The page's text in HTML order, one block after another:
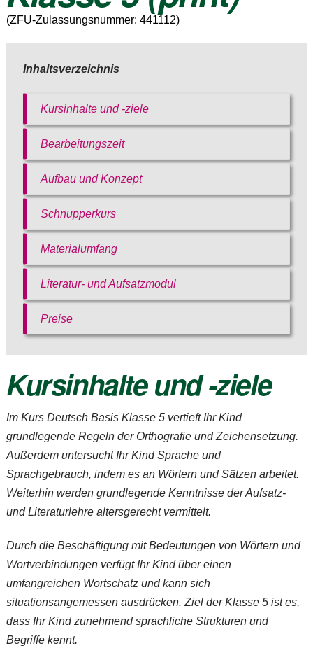
(ZFU-Zulassungsnummer: 441112)
Inhaltsverzeichnis
Kursinhalte und -ziele
Bearbeitungszeit
Aufbau und Konzept
Schnupperkurs
Materialumfang
Literatur- und Aufsatzmodul
Preise
Kursinhalte und -ziele
Im Kurs Deutsch Basis Klasse 5vertieft Ihr Kind
grundlegende Regeln der Orthografie und Zeichensetzung.
Außerdem untersucht Ihr Kind Sprache und
Sprachgebrauch, indem es an Wörtern und Sätzen arbeitet.
Weiterhin werden grundlegende Kenntnisse der Aufsatz-
und Literaturlehre altersgerecht vermittelt.
Durch die Beschäftigung mit Bedeutungen von Wörtern und
Wortverbindungen verfügt Ihr Kind über einen
umfangreichen Wortschatz und kann sich
situationsangemessen ausdrücken. Ziel der Klasse 5 ist es,
dass Ihr Kind zunehmend sprachliche Strukturen und
Begriffe kennt.
Bitte akzeptieren Sie
Bitte akzeptieren Sie
Datenschutzerklärung.
Bitte akzeptieren Sie
unsere
Datenschutzerklärung.